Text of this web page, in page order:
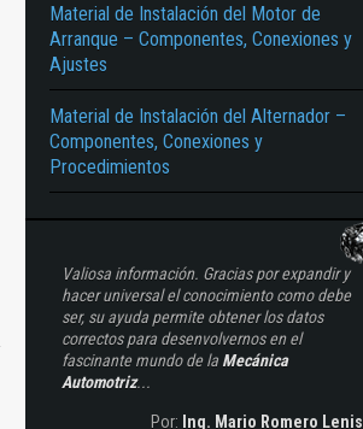
Material de Instalación del Motor de
Arranque – Componentes, Conexiones y
Ajustes
Material de Instalación del Alternador –
Componentes, Conexiones y
Procedimientos
Valiosa información. Gracias por expandir y
hacer universal el conocimiento como debe
ser, su ayuda permite obtener los datos
correctos para desenvolvernos en el
fascinante mundo de la Mecánica
Automotriz...
Por: Ing. Mario Romero Lenis